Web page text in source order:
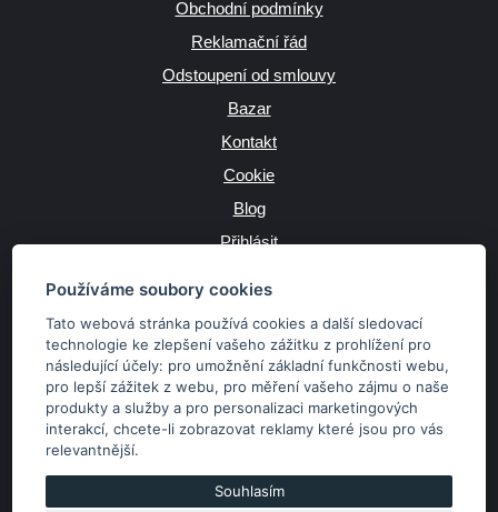
Používáme soubory cookies
Tato webová stránka používá cookies a další sledovací
technologie ke zlepšení vašeho zážitku z prohlížení pro
následující účely: pro umožnění základní funkčnosti webu,
pro lepší zážitek z webu, pro měření vašeho zájmu o naše
produkty a služby a pro personalizaci marketingových
interakcí,chcete-li zobrazovat reklamy které jsou pro vás
relevantnější.
Souhlasím
Obchodní podmínky
Reklamační řád
Odstoupení od smlouvy
Bazar
Kontakt
Cookie
Blog
Přihlásit
JAZYK
Kč €